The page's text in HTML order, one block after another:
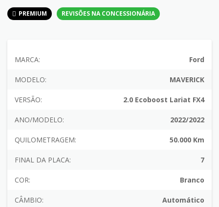
PREMIUM REVISÕES NA CONCESSIONÁRIA
MARCA: Ford
MODELO: MAVERICK
VERSÃO: 2.0 Ecoboost Lariat FX4
ANO/MODELO: 2022/2022
QUILOMETRAGEM: 50.000 Km
FINAL DA PLACA: 7
COR: Branco
CÂMBIO: Automático